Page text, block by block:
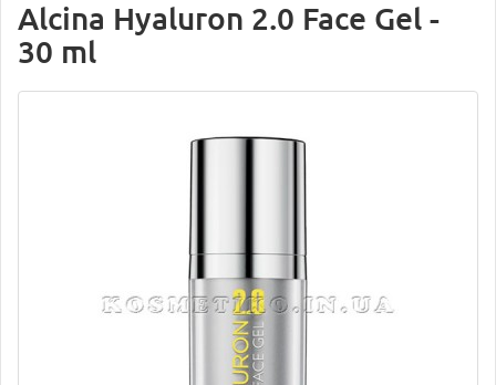
Alcina Hyaluron 2.0 Face Gel -
30 ml